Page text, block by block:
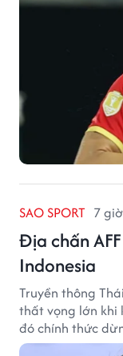
SAO SPORT 7
Địa chấn
Indonesia
Truyền thông
thất vọng lớn khi
đó chính thức
2026.